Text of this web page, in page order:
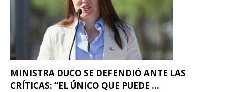
MINISTRA DUCO SE DEFENDIÓ ANTE LAS
CRÍTICAS: “EL ÚNICO QUE PUEDE ...